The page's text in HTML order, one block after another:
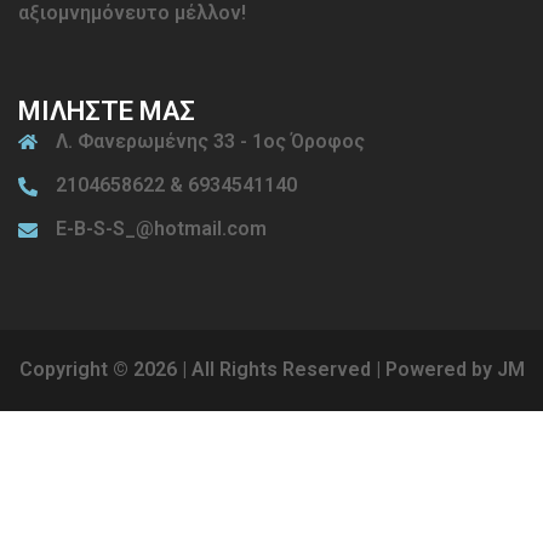
αξιομνημόνευτο μέλλον!
ΜΙΛΗΣΤΕ ΜΑΣ
Λ. Φανερωμένης 33 - 1ος Όροφος
2104658622 & 6934541140
E-B-S-S_@hotmail.com
Copyright © 2026 | All Rights Reserved | Powered by JM